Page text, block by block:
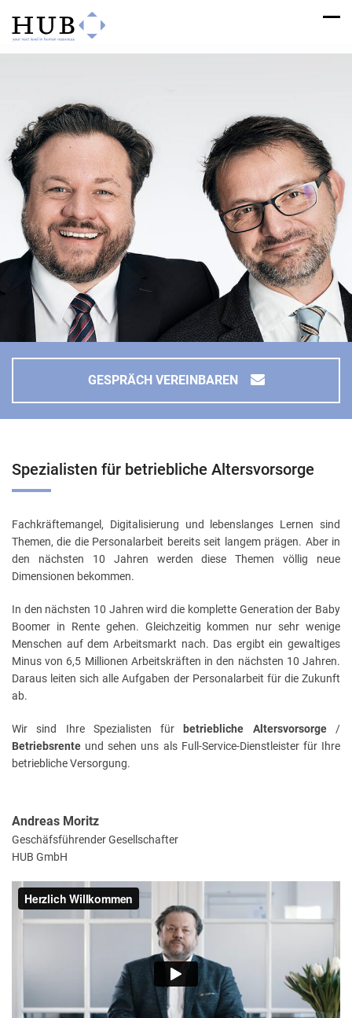
GESPRÄCH VEREINBAREN
Spezialisten für betriebliche Altersvorsorge
Fachkräftemangel, Digitalisierung und lebenslanges Lernen sind
Themen, die die Personalarbeit bereits seit langem prägen. Aber in
den nächsten 10 Jahren werden diese Themen völlig neue
Dimensionen bekommen.
In den nächsten 10 Jahren wird die komplette Generation der Baby
Boomer in Rente gehen. Gleichzeitig kommen nur sehr wenige
Menschen auf dem Arbeitsmarkt nach. Das ergibt ein gewaltiges
Minus von 6,5 Millionen Arbeitskräften in den nächsten 10 Jahren.
Daraus leiten sich alle Aufgaben der Personalarbeit für die Zukunft
ab.
Wir sind Ihre Spezialisten für betriebliche Altersvorsorge/
Betriebsrente und sehen uns als Full-Service-Dienstleister für Ihre
betriebliche Versorgung.
Andreas Moritz
Geschäfsführender Gesellschafter
HUB GmbH